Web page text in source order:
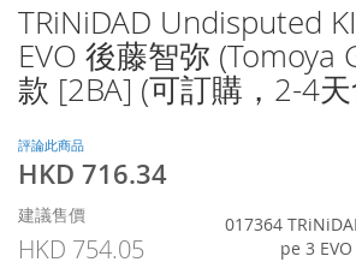
TRiNiDAD Undisputed
EVO 後藤智弥 (Tomoya
款 [2BA] (可訂購，2-4
評論此商品
特
價
格
HKD 716.34
建議售價
HKD 754.05
017364
pe 3
Skip
to
the
beginning
of
the
images
gallery